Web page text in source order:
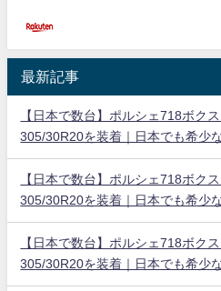
最新記事
【日本で数台】ポルシェ718ボク
305/30R20を装着｜日本でも希少
【日本で数台】ポルシェ718ボク
305/30R20を装着｜日本でも希少
【日本で数台】ポルシェ718ボク
305/30R20を装着｜日本でも希少